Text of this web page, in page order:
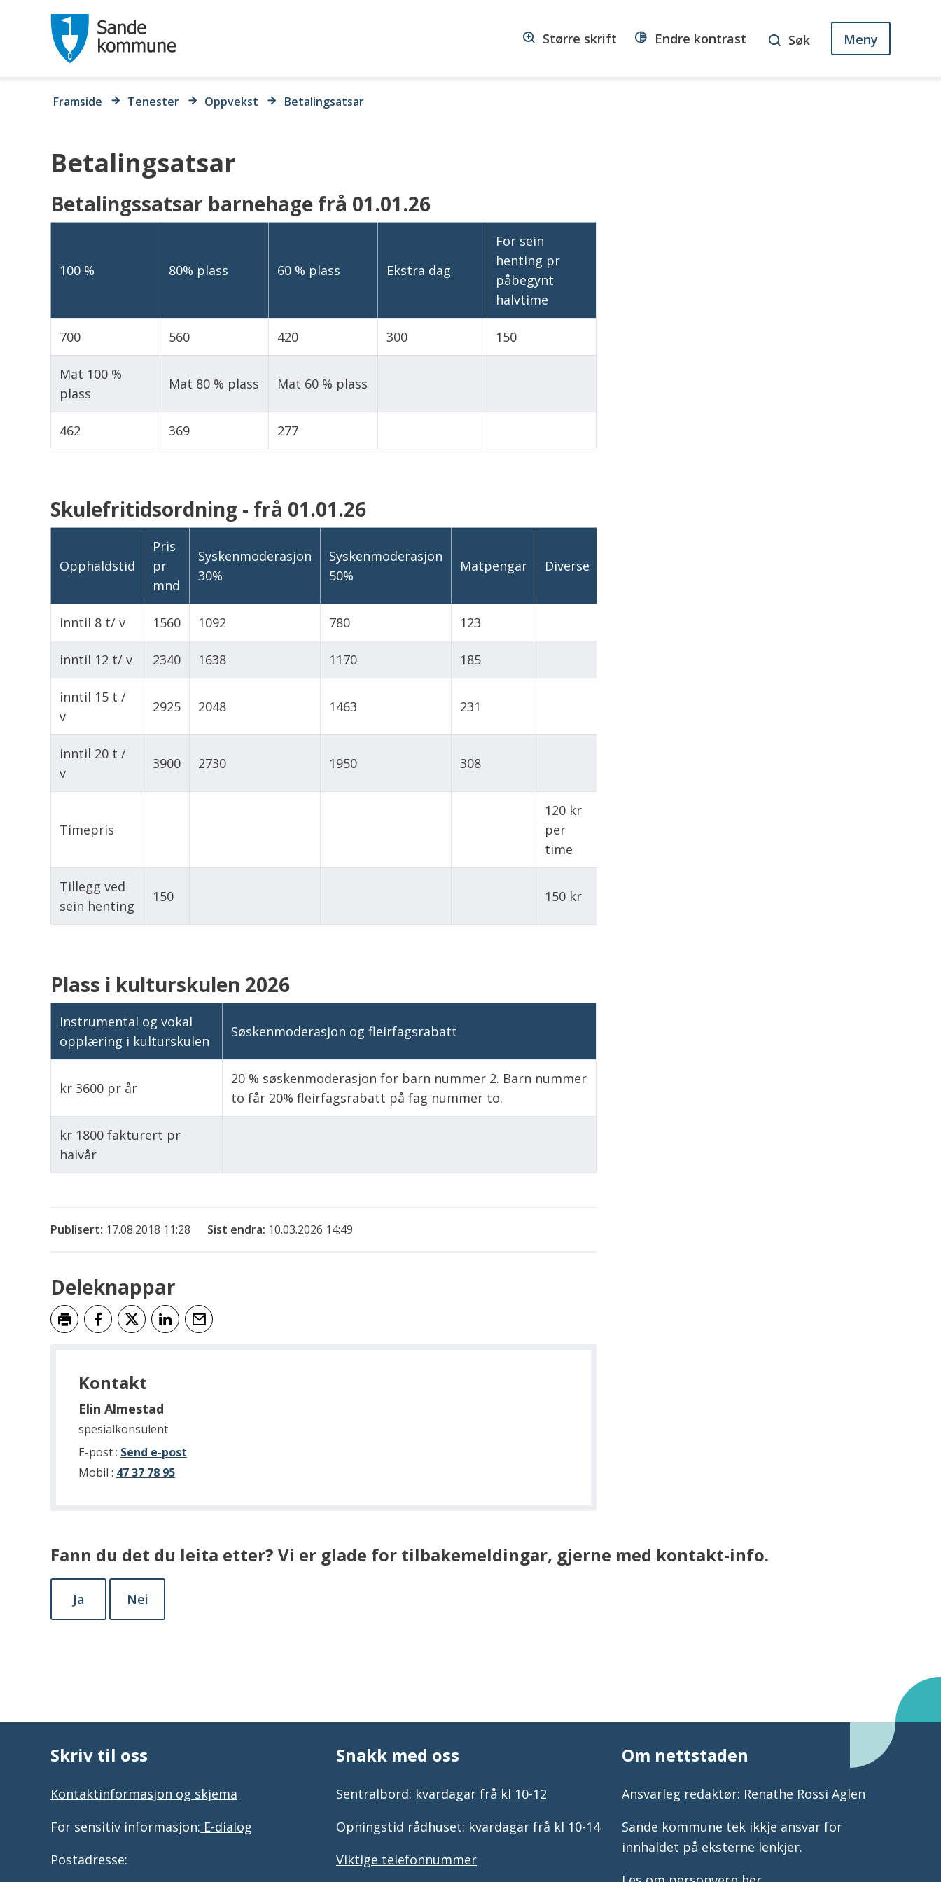
kommune
Større skrift Endre kontrast Søk Meny
Du
Framside Tenester Oppvekst Betalingsatsar
Betalingsatsar
Betalingssatsar barnehage frå 01.01.26
100 % 80% plass 60 % plass Ekstra dag
For sein
henting pr
påbegynt
halvtime
700 560 420 300 150
Mat 100 %
plass
Mat 80 % plass Mat 60 % plass
462 369 277
Skulefritidsordning - frå 01.01.26
Opphaldstid
Pris
pr
mnd
Syskenmoderasjon
30%
Syskenmoderasjon
50%
Matpengar Diverse
inntil 8 t/ v 1560 1092 780 123
inntil 12 t/ v 2340 1638 1170 185
inntil 15 t /
v
2925 2048 1463 231
inntil 20 t /
v
3900 2730 1950 308
Timepris
120 kr
per
time
Tillegg ved
sein henting
150 150 kr
Plass i kulturskulen 2026
Instrumental og vokal
opplæring i kulturskulen
Søskenmoderasjon og fleirfagsrabatt
kr 3600 pr år
20 % søskenmoderasjon for barn nummer 2. Barn nummer
to får 20% fleirfagsrabatt på fag nummer to.
kr 1800 fakturert pr
halvår
Publisert 17.08.2018 11:28 Sist endra 10.03.2026 14:49
Deleknappar
Kontakt
Elin Almestad
spesialkonsulent
E-post Send e-post
Mobil 47 37 78 95
Fann du det du leita etter? Vi er glade for tilbakemeldingar, gjerne med kontakt-info.
Ja Nei
Skriv til oss
Kontaktinformasjon og skjema
For sensitiv informasjon: E-dialog
Postadresse:
Snakk med oss
Sentralbord: kvardagar frå kl 10-12
Opningstid rådhuset: kvardagar frå kl 10-14
Viktige telefonnummer
Om nettstaden
Ansvarleg redaktør: Renathe Rossi Aglen
Sande kommune tek ikkje ansvar for
innhaldet på eksterne lenkjer.